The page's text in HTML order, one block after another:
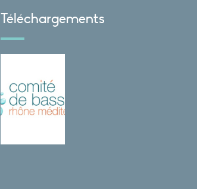
Téléchargements